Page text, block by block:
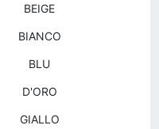
BEIGE
BIANCO
BLU
D'ORO
GIALLO